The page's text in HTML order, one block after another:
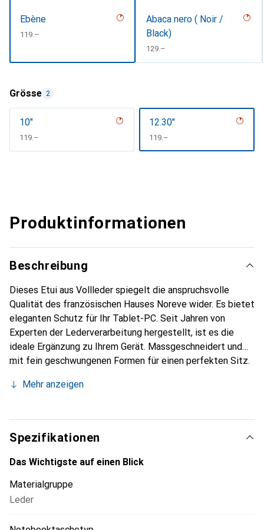
Ebène
CHF
119.–
Abaca nero ( Noir /
Black)
CHF
129.–
Grösse 2
10"
CHF
119.–
12.30"
CHF
119.–
Produktinformationen
Beschreibung
Dieses Etui aus Vollleder spiegelt die anspruchsvolle
Qualität des französischen Hauses Noreve wider. Es bietet
eleganten Schutz für Ihr Tablet-PC. Seit Jahren von
Experten der Lederverarbeitung hergestellt, ist es die
ideale Ergänzung zu Ihrem Gerät. Massgeschneidert und
mit fein geschwungenen Formen für einen perfekten Sitz.
Tablet-PC. Die Marke Noreve ist international für ihre
für den anspruchsvollen Kunden.
Mehr anzeigen
Spezifikationen
Das Wichtigste auf einen Blick
Materialgruppe
Leder